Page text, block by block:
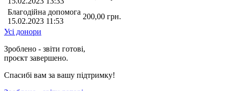
Благодійна допомога
15.02.2023 11:53
200,00 грн.
Усі донори
Зроблено - звіти готові,
проєкт завершено.
Спасибі вам за вашу підтримку!